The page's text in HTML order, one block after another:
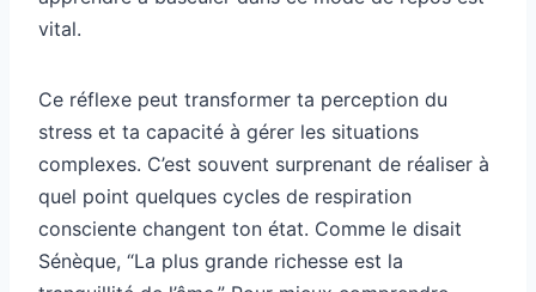
vital.
Ce réflexe peut transformer ta perception du
stress et ta capacité à gérer les situations
complexes. C’est souvent surprenant de réaliser à
quel point quelques cycles de respiration
consciente changent ton état. Comme le disait
Sénèque, “La plus grande richesse est la